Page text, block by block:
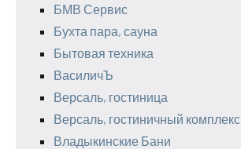
БМВ Сервис
Бухта пара, сауна
Бытовая техника
ВасиличЪ
Версаль, гостиница
Версаль, гостиничный комплекс
Владыкинские Бани